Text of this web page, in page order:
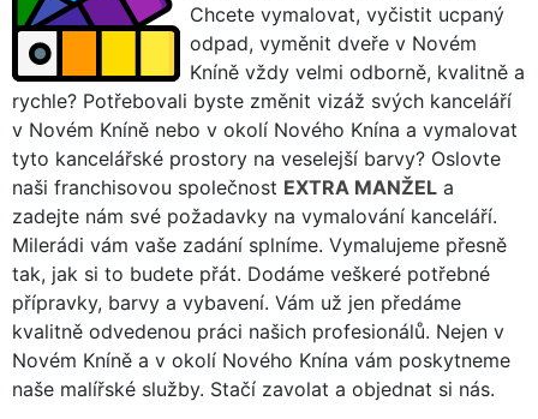
Chcete vymalovat, vyčistit ucpaný
odpad, vyměnit dveře v Novém
Kníně vždy velmi odborně, kvalitně a
rychle? Potřebovali byste změnit vizáž svých kanceláří
v Novém Kníně nebo v okolí Nového Knína a vymalovat
tyto kancelářské prostory na veselejší barvy? Oslovte
naši franchisovou společnost EXTRA MANŽEL a
zadejte nám své požadavky na vymalování kanceláří.
Milerádi vám vaše zadání splníme. Vymalujeme přesně
tak, jak si to budete přát. Dodáme veškeré potřebné
přípravky, barvy a vybavení. Vám už jen předáme
kvalitně odvedenou práci našich profesionálů. Nejen v
Novém Kníně a v okolí Nového Knína vám poskytneme
naše malířské služby. Stačí zavolat a objednat si nás.